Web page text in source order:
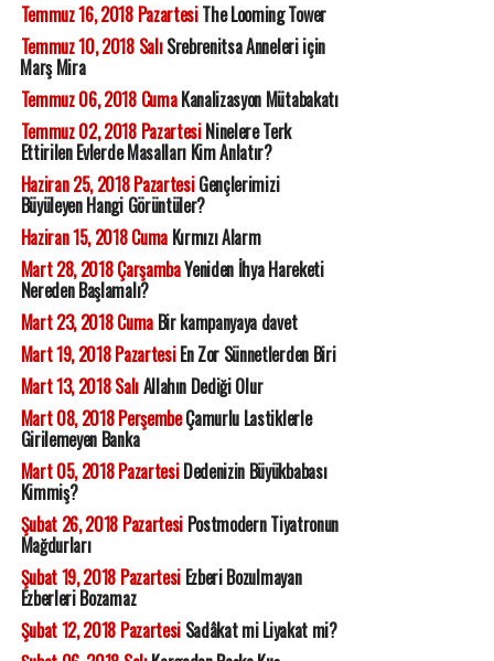
Temmuz 16, 2018 PazartesiThe Looming Tower
Temmuz 10, 2018 SalıSrebrenitsa Anneleri için
Marş Mira
Temmuz 06, 2018 CumaKanalizasyon Mütabakatı
Temmuz 02, 2018 PazartesiNinelere Terk
Ettirilen Evlerde Masalları Kim Anlatır?
Haziran 25, 2018 PazartesiGençlerimizi
Büyüleyen Hangi Görüntüler?
Haziran 15, 2018 CumaKırmızı Alarm
Mart 28, 2018 ÇarşambaYeniden İhya Hareketi
Nereden Başlamalı?
Mart 23, 2018 CumaBir kampanyaya davet
Mart 19, 2018 PazartesiEn Zor Sünnetlerden Biri
Mart 13, 2018 SalıAllahın Dediği Olur
Mart 08, 2018 PerşembeÇamurlu Lastiklerle
Girilemeyen Banka
Mart 05, 2018 PazartesiDedenizin Büyükbabası
Kimmiş?
Şubat 26, 2018 PazartesiPostmodern Tiyatronun
Mağdurları
Şubat 19, 2018 PazartesiEzberi Bozulmayan
Ezberleri Bozamaz
Şubat 12, 2018 PazartesiSadâkat mi Liyakat mi?